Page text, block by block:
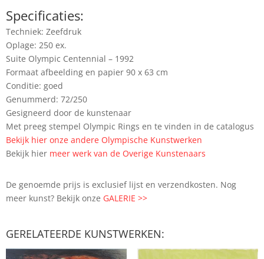
Specificaties:
Techniek: Zeefdruk
Oplage: 250 ex.
Suite Olympic Centennial – 1992
Formaat afbeelding en papier 90 x 63 cm
Conditie: goed
Genummerd: 72/250
Gesigneerd door de kunstenaar
Met preeg stempel Olympic Rings en te vinden in de catalogus
Bekijk hier onze andere Olympische Kunstwerken
Bekijk hier meer werk van de Overige Kunstenaars
De genoemde prijs is exclusief lijst en verzendkosten. Nog
meer kunst? Bekijk onze GALERIE >>
GERELATEERDE KUNSTWERKEN: